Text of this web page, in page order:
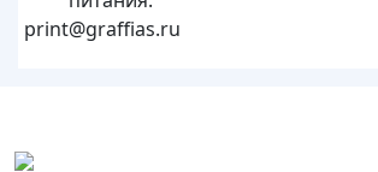
print@graffias.ru